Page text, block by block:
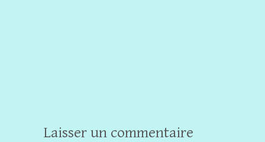
Laisser un commentaire